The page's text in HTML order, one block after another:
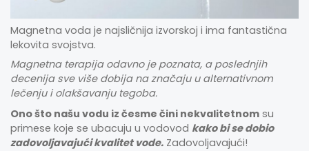
Magnetna voda je najsličnija izvorskoj i ima fantastična
lekovita svojstva.
Magnetna terapija odavno je poznata, a poslednjih
decenija sve više dobija na značaju u alternativnom
lečenju i olakšavanju tegoba.
Ono što našu vodu iz česme čini nekvalitetnom su
primese koje se ubacuju u vodovod kako bi se dobio
zadovoljavajući kvalitet vode. Zadovoljavajući!